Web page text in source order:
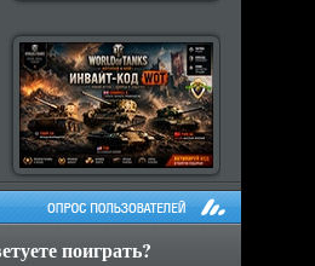
поиграть?